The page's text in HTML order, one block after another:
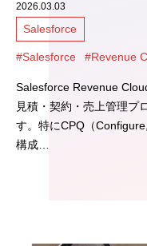
2026.03.03
Salesforce
#Salesforce #Revenue
Salesforce Revenue
見積・契約・売上管理プ
す。特にCPQ（
構成…